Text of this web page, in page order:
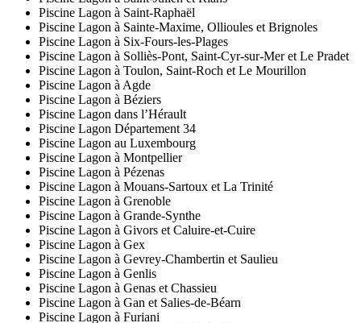
Piscine Lagon à Saint-Raphaël
Piscine Lagon à Sainte-Maxime, Ollioules et Brignoles
Piscine Lagon à Six-Fours-les-Plages
Piscine Lagon à Solliès-Pont, Saint-Cyr-sur-Mer et Le Pradet
Piscine Lagon à Toulon, Saint-Roch et Le Mourillon
Piscine Lagon à Agde
Piscine Lagon à Béziers
Piscine Lagon dans l’Hérault
Piscine Lagon Département 34
Piscine Lagon au Luxembourg
Piscine Lagon à Montpellier
Piscine Lagon à Pézenas
Piscine Lagon à Mouans-Sartoux et La Trinité
Piscine Lagon à Grenoble
Piscine Lagon à Grande-Synthe
Piscine Lagon à Givors et Caluire-et-Cuire
Piscine Lagon à Gex
Piscine Lagon à Gevrey-Chambertin et Saulieu
Piscine Lagon à Genlis
Piscine Lagon à Genas et Chassieu
Piscine Lagon à Gan et Salies-de-Béarn
Piscine Lagon à Furiani